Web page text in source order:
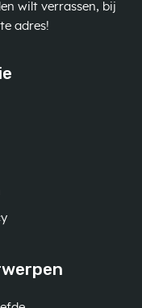
wilt verrassen, bij
adres!